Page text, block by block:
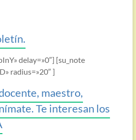
delay=»0″] [su_note
radius=»20″ ]
maestro,
Te interesan los